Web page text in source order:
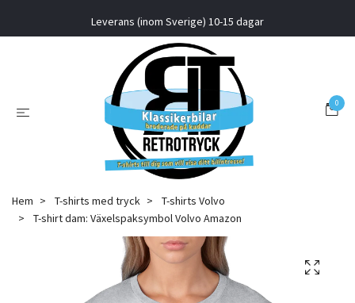
Leverans (inom Sverige) 10-15 dagar
0
Hem T-shirts med tryck
T-shirts Volvo
T-shirt dam: Växelspaksymbol Volvo Amazon